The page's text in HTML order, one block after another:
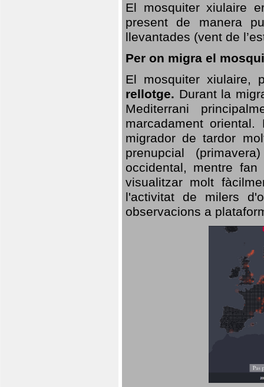
El mosquiter xiulaire
present de manera
llevantades (vent de
Per on migra el
El mosquiter xiulaire,
rellotge. Durant la
Mediterrani
marcadament
migrador de tardor
prenupcial
occidental, mentre
visualitzar molt
l'activitat de milers
observacions a